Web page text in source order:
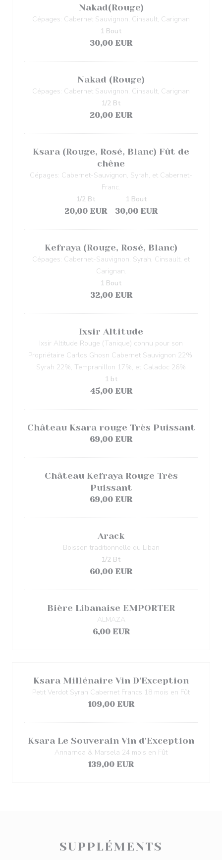
Nakad(Rouge)
Cépages: Cabernet Sauvignon, Cinsault, Carignan
30,00 EUR
1 Bout
Nakad (Rouge)
Cépages: Cabernet Sauvignon, Cinsault, Carignan
20,00 EUR
1/2 Bt
Ksara (Rouge, Rosé, Blanc) Fût de
chêne
Cépages: Cabernet-Sauvignon, Syrah, et Cabernet-
Franc.
20,00 EUR
1/2 Bt
30,00 EUR
1 Bout
Kefraya (Rouge, Rosé, Blanc)
Cépages: Cabernet-Sauvignon, Syrah, Cinsault, et
Carignan.
32,00 EUR
1 Bout
Ixsir Altitude
Ixsir Altitude Rouge (Tanique) connu pour son
Propriétaire Carlos Ghosn Cabernet Sauvignon 22%,
Syrah 22%, Tempranillon 17%, et Caladoc 26%
45,00 EUR
1 bt
Château Ksara rouge Très Puissant
69,00 EUR
Château Kefraya Rouge Très
Puissant
69,00 EUR
Arack
Boisson traditionnelle du Liban
60,00 EUR
1/2 Bt
Bière Libanaise EMPORTER
ALMAZA
6,00 EUR
Ksara Millénaire Vin D'Exception
Petit Verdot Syrah Cabernet Francs 18 mois en Fût
109,00 EUR
Ksara Le Souverain Vin d'Exception
Arinarnoa & Marsela 24 mois en Fût
139,00 EUR
SUPPLÉMENTS